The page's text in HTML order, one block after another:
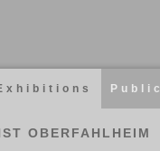
OBERFAHLHEIM